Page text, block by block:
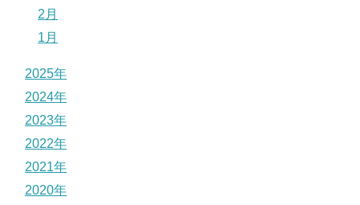
2月
1月
2025年
2024年
2023年
2022年
2021年
2020年